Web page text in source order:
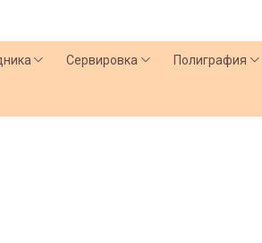
Сервировка Полиграфия